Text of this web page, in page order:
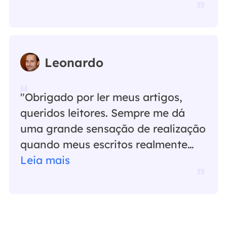
Leonardo
"Obrigado por ler meus artigos,
queridos leitores. Sempre me dá
uma grande sensação de realização
quando meus escritos realmente
ajudam. Espero que gostem de sua
Leia mais